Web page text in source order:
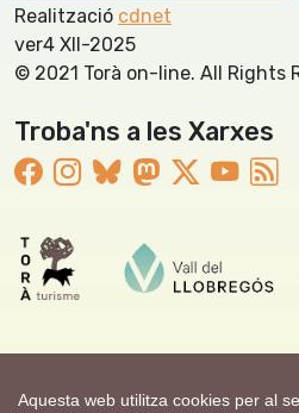
Aquesta web utilitza cookies per al
Realització cdnet
ver4 XII-2025
© 2021 Torà on-line. All Rights
Troba'ns a les Xarxes